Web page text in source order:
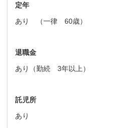
定年
あり （一律 60歳）
退職金
あり（勤続 3年以上）
託児所
あり